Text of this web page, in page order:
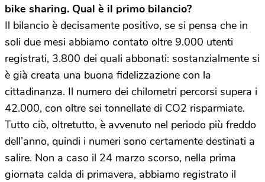
bike sharing. Qual è il primo bilancio?
Il bilancio è decisamente positivo, se si pensa che in
soli due mesi abbiamo contato oltre 9.000 utenti
registrati, 3.800 dei quali abbonati: sostanzialmente si
è già creata una buona fidelizzazione con la
cittadinanza. Il numero dei chilometri percorsi supera i
42.000, con oltre sei tonnellate di CO2 risparmiate.
Tutto ciò, oltretutto, è avvenuto nel periodo più freddo
dell’anno, quindi i numeri sono certamente destinati a
salire. Non a caso il 24 marzo scorso, nella prima
giornata calda di primavera, abbiamo registrato il